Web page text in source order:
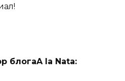
блогаA la Nata: